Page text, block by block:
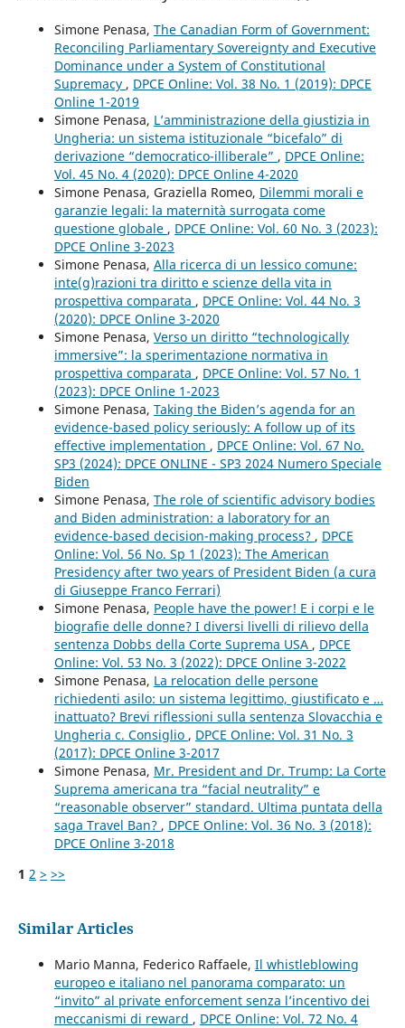
Simone Penasa, The Canadian Form of Government:
Reconciling Parliamentary Sovereignty and Executive
Dominance under a System of Constitutional
Supremacy , DPCE Online: Vol. 38 No. 1 (2019): DPCE
Online 1-2019
Simone Penasa, L’amministrazione della giustizia in
Ungheria: un sistema istituzionale “bicefalo” di
derivazione “democratico-illiberale” , DPCE Online:
Vol. 45 No. 4 (2020): DPCE Online 4-2020
Simone Penasa, Graziella Romeo, Dilemmi morali e
garanzie legali: la maternità surrogata come
questione globale , DPCE Online: Vol. 60 No. 3 (2023):
DPCE Online 3-2023
Simone Penasa, Alla ricerca di un lessico comune:
inte(g)razioni tra diritto e scienze della vita in
prospettiva comparata , DPCE Online: Vol. 44 No. 3
(2020): DPCE Online 3-2020
Simone Penasa, Verso un diritto “technologically
immersive”: la sperimentazione normativa in
prospettiva comparata , DPCE Online: Vol. 57 No. 1
(2023): DPCE Online 1-2023
Simone Penasa, Taking the Biden’s agenda for an
evidence-based policy seriously: A follow up of its
effective implementation , DPCE Online: Vol. 67 No.
SP3 (2024): DPCE ONLINE - SP3 2024 Numero Speciale
Biden
Simone Penasa, The role of scientific advisory bodies
and Biden administration: a laboratory for an
evidence-based decision-making process? , DPCE
Online: Vol. 56 No. Sp 1 (2023): The American
Presidency after two years of President Biden (a cura
di Giuseppe Franco Ferrari)
Simone Penasa, People have the power! E i corpi e le
biografie delle donne? I diversi livelli di rilievo della
sentenza Dobbs della Corte Suprema USA , DPCE
Online: Vol. 53 No. 3 (2022): DPCE Online 3-2022
Simone Penasa, La relocation delle persone
richiedenti asilo: un sistema legittimo, giustificato e …
inattuato? Brevi riflessioni sulla sentenza Slovacchia e
Ungheria c. Consiglio , DPCE Online: Vol. 31 No. 3
(2017): DPCE Online 3-2017
Simone Penasa, Mr. President and Dr. Trump: La Corte
Suprema americana tra “facial neutrality” e
“reasonable observer” standard. Ultima puntata della
saga Travel Ban? , DPCE Online: Vol. 36 No. 3 (2018):
DPCE Online 3-2018
1 2 > >>
Similar Articles
Mario Manna, Federico Raffaele, Il whistleblowing
europeo e italiano nel panorama comparato: un
“invito” al private enforcement senza l’incentivo dei
meccanismi di reward , DPCE Online: Vol. 72 No. 4